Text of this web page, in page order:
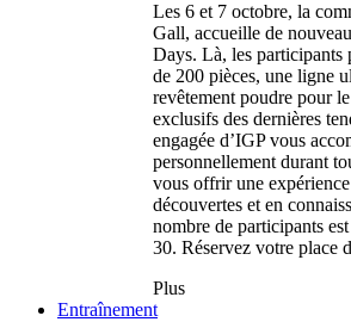
Les 6 et 7 octobre, la
Gall, accueille de
Days. Là, les participants
de 200 pièces, une ligne
revêtement poudre pour
exclusifs des dernières
engagée d’IGP vous
personnellement durant
vous offrir une
découvertes et en
nombre de participants
30. Réservez votre place
Plus
Entraînement